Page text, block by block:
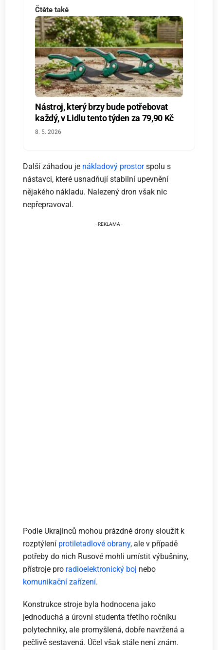
Čtěte také
Nástroj, který brzy bude potřebovat
každý, v Lidlu tento týden za 79,90 Kč
8. 5. 2026
Další záhadou je nákladový prostorspolu s
nástavci, které usnadňují stabilní upevnění
nějakého nákladu. Nalezený dron však nic
nepřepravoval.
Podle Ukrajinců mohou prázdné drony sloužit k
rozptýlení protiletadlové obrany, ale v případě
potřeby do nich Rusové mohli umístit výbušniny,
přístroje pro radioelektronický boj nebo
komunikační zařízení.
Konstrukce stroje byla hodnocena jako
jednoduchá a úrovni studenta třetího ročníku
polytechniky, ale promyšlená, dobře navržená a
pečlivě sestavená. Účel však stále není znám.